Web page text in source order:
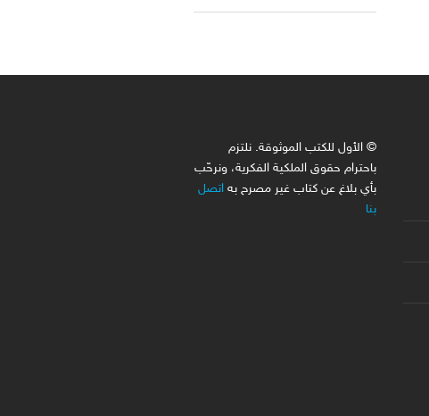
© الأول للكتب الموثوقة. نلتزم
باحترام حقوق الملكية الفكرية، ونرحّب
بأي بلاغ عن كتاب غير مصرح به اتصل
بنا